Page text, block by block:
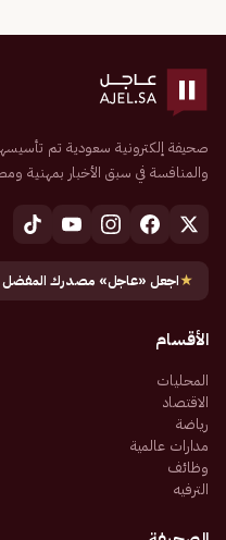
والمنافسة في سبق الأخبار بمهنية
★اجعل «عاجل» مصدرك المفضل
الأقسام
المحليات
الاقتصاد
رياضة
مدارات عالمية
وظائف
الترفيه